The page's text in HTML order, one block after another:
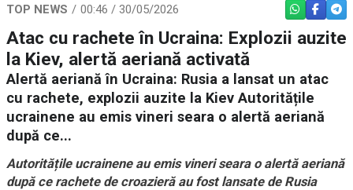
TOP NEWS 00:46 / 30/05/2026 WHATSAPP
Atac cu rachete în Ucraina: Explozii auzite
la Kiev, alertă aeriană activată
Alertă aeriană în Ucraina: Rusia a lansat un atac
cu rachete, explozii auzite la Kiev Autoritățile
ucrainene au emis vineri seara o alertă aeriană
după ce...
Autoritățile ucrainene au emis vineri seara o alertă aeriană
după ce rachete de croazieră au fost lansate de Rusia